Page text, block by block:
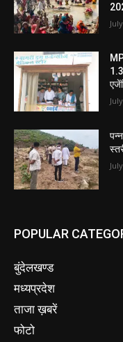
POPULAR
बुंदेलखण्ड
मध्यप्रदेश
ताजा ख़बरें
फोटो